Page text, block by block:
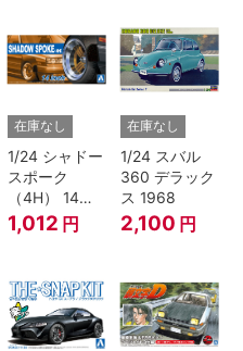
在庫なし
1/24 シャドー
スポーク
（4H） 14イ
ンチ
1,012 円
在庫なし
1/24 スバル
360 デラック
ス 1968
2,100 円